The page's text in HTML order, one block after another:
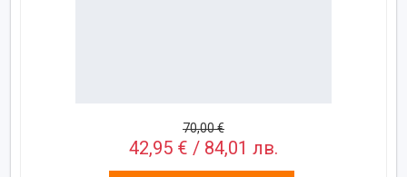
70,00 €
42,95 € / 84,01 лв.